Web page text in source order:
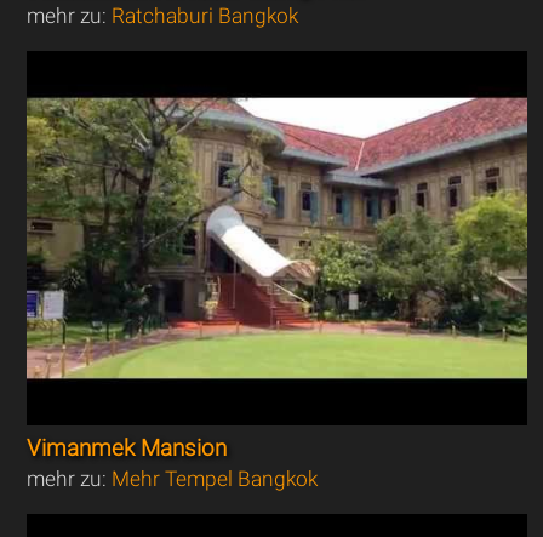
mehr zu: Ratchaburi Bangkok
Vimanmek Mansion
mehr zu: Mehr Tempel Bangkok